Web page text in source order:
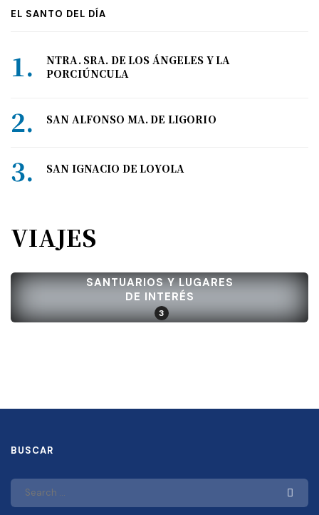
EL SANTO DEL DÍA
NTRA. SRA. DE LOS ÁNGELES Y LA
PORCIÚNCULA
SAN ALFONSO MA. DE LIGORIO
SAN IGNACIO DE LOYOLA
VIAJES
SANTUARIOS Y LUGARES
DE INTERÉS
3
BUSCAR